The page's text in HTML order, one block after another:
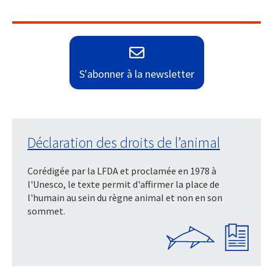
S'abonner à la newsletter
Déclaration des droits de l’animal
Corédigée par la LFDA et proclamée en 1978 à
l'Unesco, le texte permit d'affirmer la place de
l'humain au sein du règne animal et non en son
sommet.